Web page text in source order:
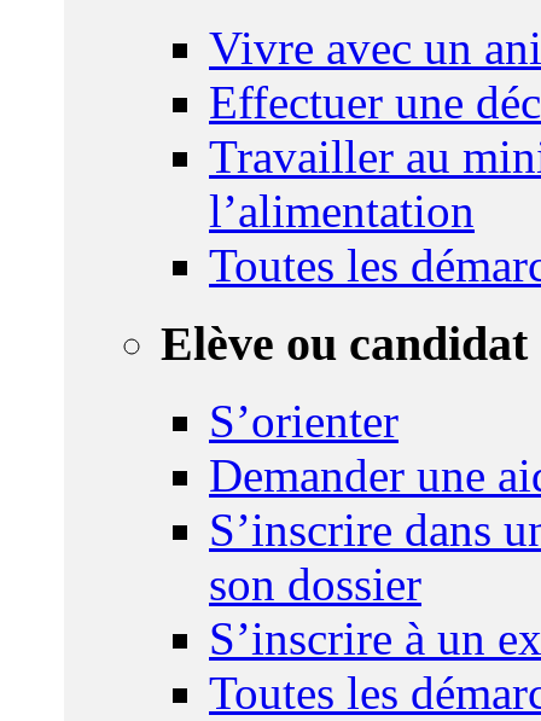
Vivre avec un
Effectuer une
Travailler au
l’alimentation
Toutes les
Elève ou candidat
S’orienter
Demander une
S’inscrire dans
son dossier
S’inscrire à un
Toutes les